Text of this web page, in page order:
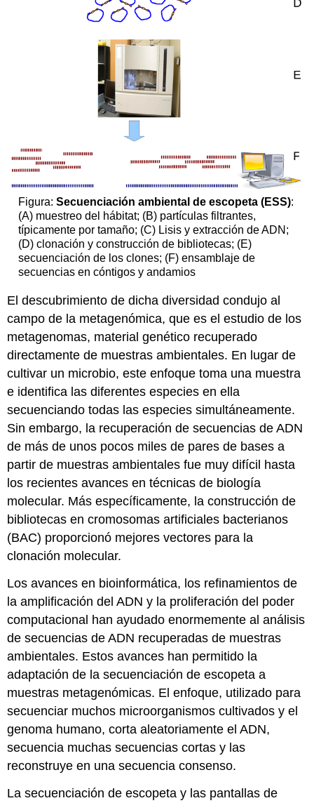
Figura: Secuenciación ambiental de escopeta (ESS):
(A) muestreo del hábitat; (B) partículas filtrantes,
típicamente por tamaño; (C) Lisis y extracción de ADN;
(D) clonación y construcción de bibliotecas; (E)
secuenciación de los clones; (F) ensamblaje de
secuencias en cóntigos y andamios
El descubrimiento de dicha diversidad condujo al
campo de la metagenómica, que es el estudio de los
metagenomas, material genético recuperado
directamente de muestras ambientales. En lugar de
cultivar un microbio, este enfoque toma una muestra
e identifica las diferentes especies en ella
secuenciando todas las especies simultáneamente.
Sin embargo, la recuperación de secuencias de ADN
de más de unos pocos miles de pares de bases a
partir de muestras ambientales fue muy difícil hasta
los recientes avances en técnicas de biología
molecular. Más específicamente, la construcción de
bibliotecas en cromosomas artificiales bacterianos
(BAC) proporcionó mejores vectores para la
clonación molecular.
Los avances en bioinformática, los refinamientos de
la amplificación del ADN y la proliferación del poder
computacional han ayudado enormemente al análisis
de secuencias de ADN recuperadas de muestras
ambientales. Estos avances han permitido la
adaptación de la secuenciación de escopeta a
muestras metagenómicas. El enfoque, utilizado para
secuenciar muchos microorganismos cultivados y el
genoma humano, corta aleatoriamente el ADN,
secuencia muchas secuencias cortas y las
reconstruye en una secuencia consenso.
La secuenciación de escopeta y las pantallas de